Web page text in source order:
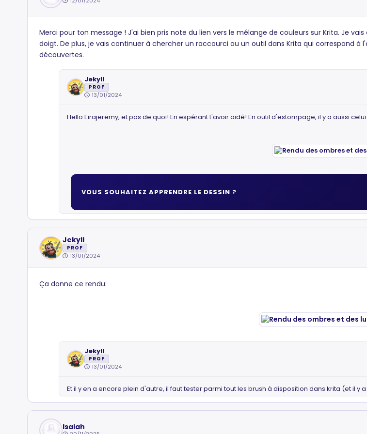
Merci pour ton message ! J'ai bien pris note du lien vers le mélange de couleurs sur Krita. Je
doigt. De plus, je vais continuer à chercher un raccourci ou un outil dans Krita qui correspond à
découvertes.
Jekyll
PROF
13/01/2024
Hello Eirajeremy, et pas de quoi! En espérant t'avoir aidé! En outil d'estompage, il y a aussi
VOUS SOUHAITEZ APPRENDRE LE DESSIN ?
Jekyll
PROF
13/01/2024
Ça donne ce rendu:
Jekyll
PROF
13/01/2024
Et il y en a encore plein d'autre, il faut tester parmi tout les brush à disposition dans krita (et il y
Isaiah